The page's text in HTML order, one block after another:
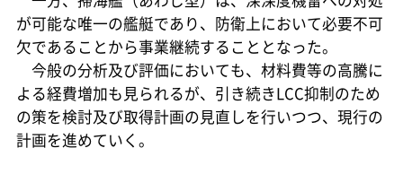
が可能な唯一の艦艇であり、防衛上において必要不可
欠であることから事業継続することとなった。
今般の分析及び評価においても、材料費等の高騰に
よる経費増加も見られるが、引き続きLCC抑制のため
の策を検討及び取得計画の見直しを行いつつ、現行の
計画を進めていく。